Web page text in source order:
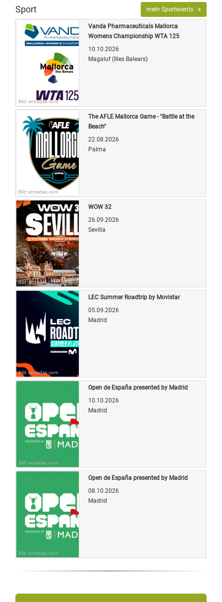
Sport mehr Sportevents
Bild: entradas.com
Vanda Pharmaceuticals Mallorca
Womens Championship WTA 125
10.10.2026
Magaluf (Illes Balears)
Bild: entradas.com
The AFLE Mallorca Game - "Battle at the
Beach"
22.08.2026
Palma
Bild: entradas.com
WOW 32
26.09.2026
Sevilla
Bild: entradas.com
LEC Summer Roadtrip by Movistar
05.09.2026
Madrid
Bild: entradas.com
Open de España presented by Madrid
10.10.2026
Madrid
Bild: entradas.com
Open de España presented by Madrid
08.10.2026
Madrid